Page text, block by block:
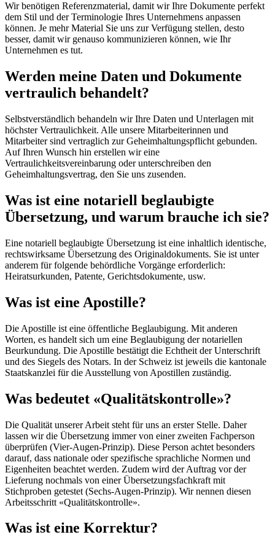
Wir benötigen Referenzmaterial, damit wir Ihre Dokumente perfekt
dem Stil und der Terminologie Ihres Unternehmens anpassen
können. Je mehr Material Sie uns zur Verfügung stellen, desto
besser, damit wir genauso kommunizieren können, wie Ihr
Unternehmen es tut.
Werden meine Daten und Dokumente
vertraulich behandelt?
Selbstverständlich behandeln wir Ihre Daten und Unterlagen mit
höchster Vertraulichkeit. Alle unsere Mitarbeiterinnen und
Mitarbeiter sind vertraglich zur Geheimhaltungspflicht gebunden.
Auf Ihren Wunsch hin erstellen wir eine
Vertraulichkeitsvereinbarung oder unterschreiben den
Geheimhaltungsvertrag, den Sie uns zusenden.
Was ist eine notariell beglaubigte
Übersetzung, und warum brauche ich sie?
Eine notariell beglaubigte Übersetzung ist eine inhaltlich identische,
rechtswirksame Übersetzung des Originaldokuments. Sie ist unter
anderem für folgende behördliche Vorgänge erforderlich:
Heiratsurkunden, Patente, Gerichtsdokumente, usw.
Was ist eine Apostille?
Die Apostille ist eine öffentliche Beglaubigung. Mit anderen
Worten, es handelt sich um eine Beglaubigung der notariellen
Beurkundung. Die Apostille bestätigt die Echtheit der Unterschrift
und des Siegels des Notars. In der Schweiz ist jeweils die kantonale
Staatskanzlei für die Ausstellung von Apostillen zuständig.
Was bedeutet «Qualitätskontrolle»?
Die Qualität unserer Arbeit steht für uns an erster Stelle. Daher
lassen wir die Übersetzung immer von einer zweiten Fachperson
überprüfen (Vier-Augen-Prinzip). Diese Person achtet besonders
darauf, dass nationale oder spezifische sprachliche Normen und
Eigenheiten beachtet werden. Zudem wird der Auftrag vor der
Lieferung nochmals von einer Übersetzungsfachkraft mit
Stichproben getestet (Sechs-Augen-Prinzip). Wir nennen diesen
Arbeitsschritt «Qualitätskontrolle».
Was ist eine Korrektur?